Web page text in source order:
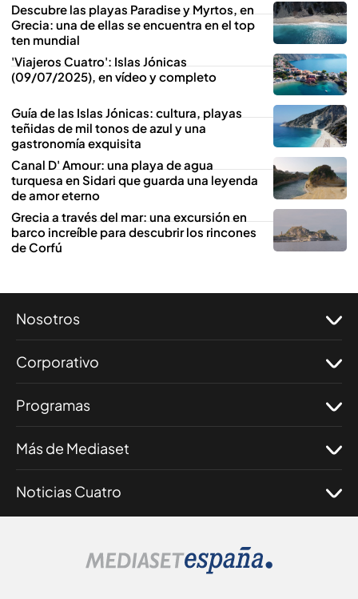
Descubre las playas Paradise y Myrtos, en
Grecia: una de ellas se encuentra en el top
ten mundial
'Viajeros Cuatro': Islas Jónicas
(09/07/2025), en vídeo y completo
Guía de las Islas Jónicas: cultura, playas
teñidas de mil tonos de azul y una
gastronomía exquisita
Canal D' Amour: una playa de agua
turquesa en Sidari que guarda una leyenda
de amor eterno
Grecia a través del mar: una excursión en
barco increíble para descubrir los rincones
de Corfú
Nosotros
Corporativo
Programas
Más de Mediaset
Noticias Cuatro